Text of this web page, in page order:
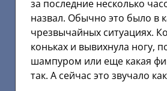
за последние несколько
назвал. Обычно это было в
чрезвычайных ситуациях.
коньках и вывихнула ногу,
шампуром или еще какая
так. А сейчас это звучало